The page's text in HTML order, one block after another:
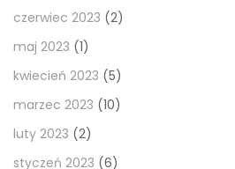
czerwiec 2023 (2)
maj 2023 (1)
kwiecień 2023 (5)
marzec 2023 (10)
luty 2023 (2)
styczeń 2023 (6)